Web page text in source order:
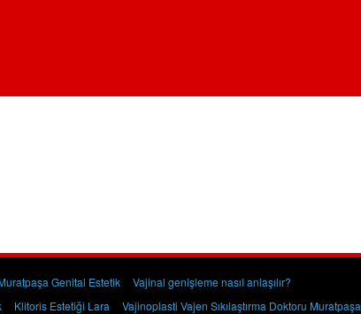
Genital Estetik
Vajinal genişleme nasıl anlaşılır?
Klitoris Estetiği Lara Vajinoplasti Vajen Sıkılaştırma Doktoru Muratpaşa